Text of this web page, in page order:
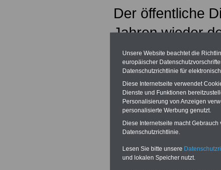
Der öffentliche
Jahren wieder
beiden Jahren
Menschen eine
Insgesamt
Menschen
Unsere Website beachtet die
europäischer
Datenschutzrichtlinie für
Diese Internetseite verwendet
Dienste und Funktionen
Personalisierung von Anzeigen
personalisierte Werbung genutzt.
Diese Internetseite macht
Datenschutzrichtlinie.
Lesen Sie bitte unsere
und lokalen Speicher nutzt.